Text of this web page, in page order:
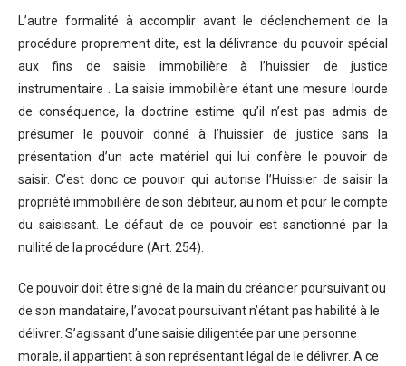
L’autre formalité à accomplir avant le déclenchement de la
procédure proprement dite, est la délivrance du pouvoir spécial
aux fins de saisie immobilière à l’huissier de justice
instrumentaire . La saisie immobilière étant une mesure lourde
de conséquence, la doctrine estime qu’il n’est pas admis de
présumer le pouvoir donné à l’huissier de justice sans la
présentation d’un acte matériel qui lui confère le pouvoir de
saisir. C’est donc ce pouvoir qui autorise l’Huissier de saisir la
propriété immobilière de son débiteur, au nom et pour le compte
du saisissant. Le défaut de ce pouvoir est sanctionné par la
nullité de la procédure (Art. 254).
Ce pouvoir doit être signé de la main du créancier poursuivant ou
de son mandataire, l’avocat poursuivant n’étant pas habilité à le
délivrer. S’agissant d’une saisie diligentée par une personne
morale, il appartient à son représentant légal de le délivrer. A ce